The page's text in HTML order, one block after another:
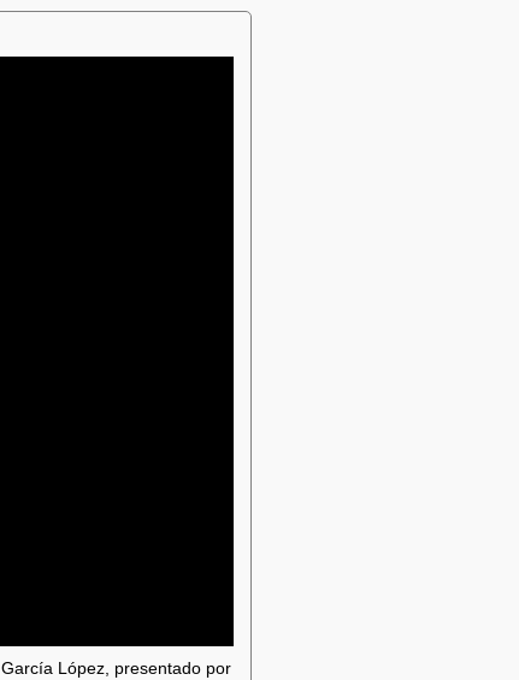
López, presentado por